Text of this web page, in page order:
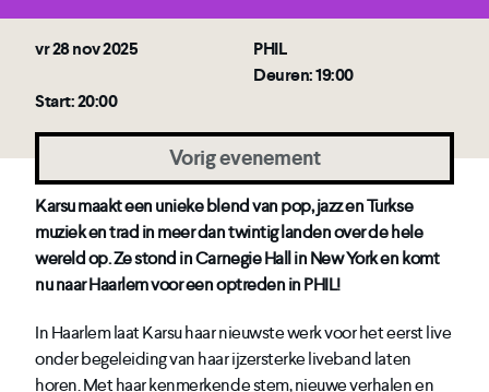
vr 28 nov 2025
PHIL
Deuren: 19:00
Start: 20:00
Vorig evenement
Karsu maakt een unieke blend van pop, jazz en Turkse
muziek en trad in meer dan twintig landen over de hele
wereld op. Ze stond in Carnegie Hall in New York en komt
nu naar Haarlem voor een optreden in PHIL!
In Haarlem laat Karsu haar nieuwste werk voor het eerst live
onder begeleiding van haar ijzersterke liveband laten
horen. Met haar kenmerkende stem, nieuwe verhalen en